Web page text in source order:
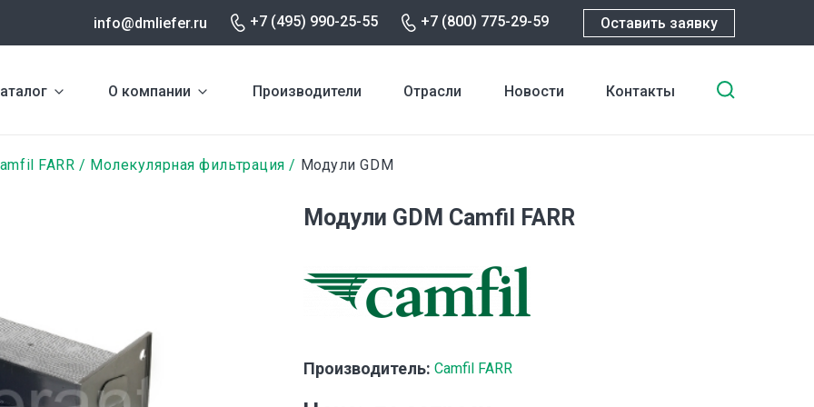
info@dmliefer.ru +7 (495) 990-25-55 +7 (800) 775-29-59 Оставить заявку
О компании Производители Отрасли Новости Контакты
FARR Молекулярная фильтрация Модули GDM
Модули GDM Camfil FARR
Производитель: Camfil FARR